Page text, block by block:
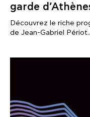
garde
Découvrez le riche
de Jean-Gabriel Périot..